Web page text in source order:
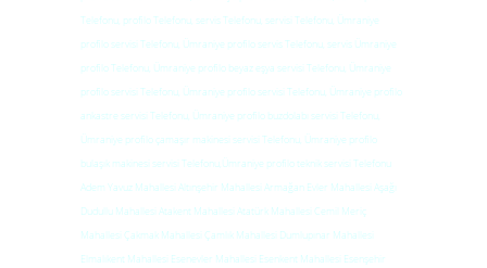
Telefonu, profilo Telefonu, servis Telefonu, servisi Telefonu, Ümraniye
profilo servisi Telefonu, Ümraniye profilo servis Telefonu, servis Ümraniye
profilo Telefonu, Ümraniye profilo beyaz eşya servisi Telefonu, Ümraniye
profilo servisi Telefonu, Ümraniye profilo servisi Telefonu, Ümraniye profilo
ankastre servisi Telefonu, Ümraniye profilo buzdolabı servisi Telefonu,
Ümraniye profilo çamaşır makinesi servisi Telefonu, Ümraniye profilo
bulaşık makinesi servisi Telefonu,Ümraniye profilo teknik servisi Telefonu
Adem Yavuz Mahallesi Altınşehir Mahallesi Armağan Evler Mahallesi Aşağı
Dudullu Mahallesi Atakent Mahallesi Atatürk Mahallesi Cemil Meriç
Mahallesi Çakmak Mahallesi Çamlık Mahallesi Dumlupınar Mahallesi
Elmalıkent Mahallesi Esenevler Mahallesi Esenkent Mahallesi Esenşehir